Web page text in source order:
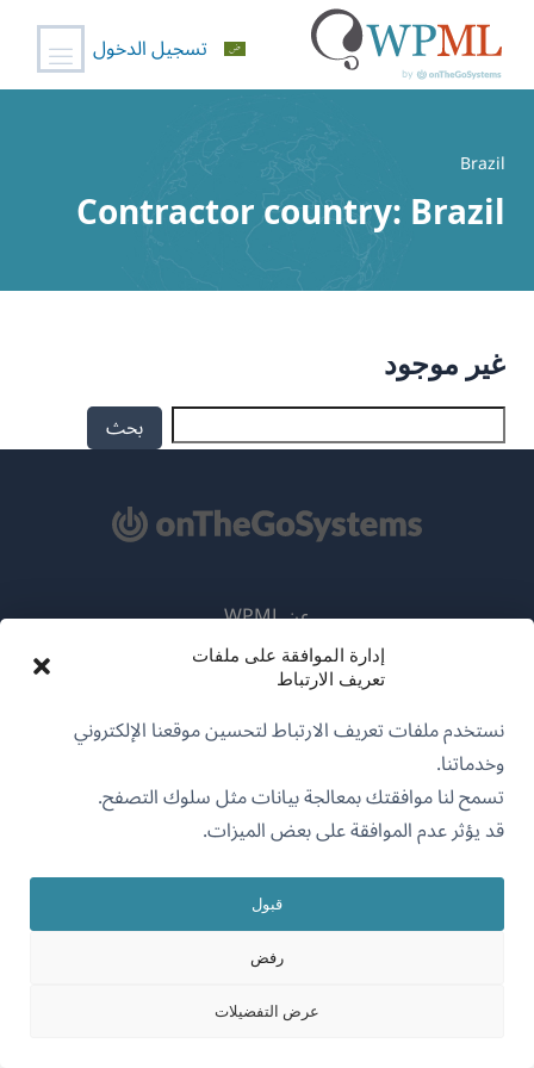
إدارة الموافقة على ملفات
تعريف الارتباط
نستخدم ملفات تعريف الارتباط لتحسين موقعنا الإلكتروني
وخدماتنا.
تسمح لنا موافقتك بمعالجة بيانات مثل سلوك التصفح.
قد يؤثر عدم الموافقة على بعض الميزات.
قبول
رفض
عرض التفضيلات
المحتوى
تسجيل الدخول
Brazil
Contractor country: Brazil
غير موجود
OnTheGoSystems Limited
العربية
عن WPML
سياسة GDPR والخصوصية
انضم إلى فريقنا
في
جديدة)
(يفتح
في
نافذة
جديدة)
(يفتح
نافذة
جديدة)
(يفتح
في
نافذة
جديدة)